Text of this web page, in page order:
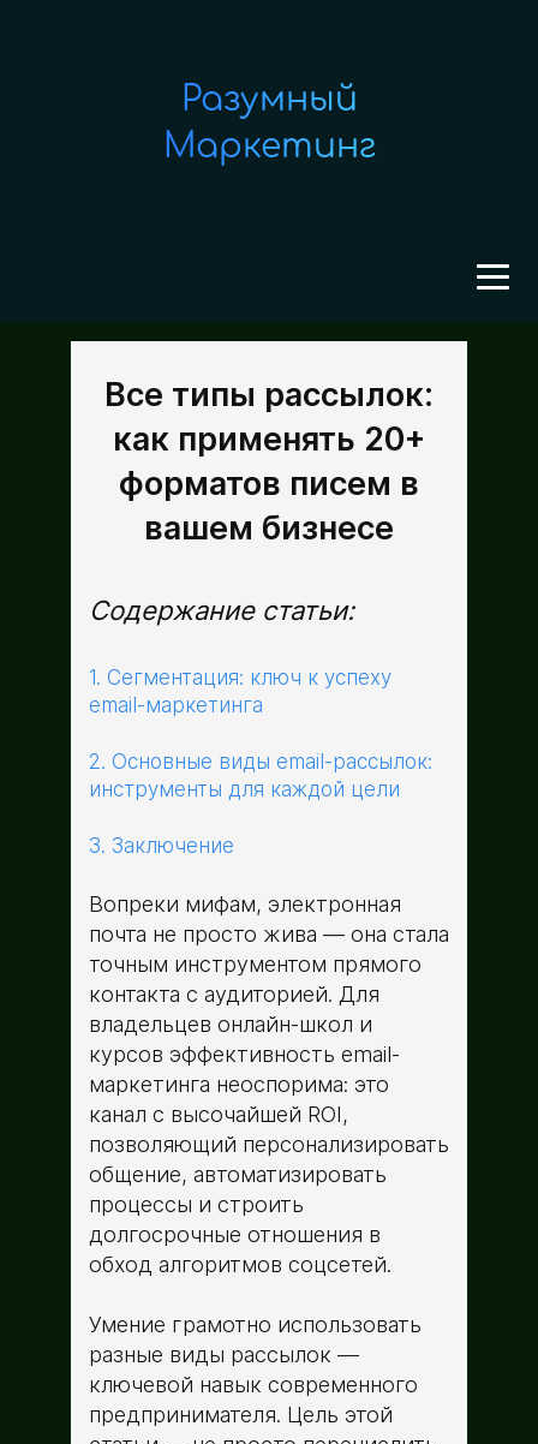
Разумный
Маркетинг
Все типы рассылок:
как применять 20+
форматов писем в
вашем бизнесе
Содержание статьи:
1. Сегментация: ключ к успеху
email-маркетинга
2. Основные виды email-рассылок:
инструменты для каждой цели
3. Заключение
Вопреки мифам, электронная
почта не просто жива — она стала
точным инструментом прямого
контакта с аудиторией. Для
владельцев онлайн-школ и
курсов эффективность email-
маркетинга неоспорима: это
канал с высочайшей ROI,
позволяющий персонализировать
общение, автоматизировать
процессы и строить
долгосрочные отношения в
обход алгоритмов соцсетей.
Умение грамотно использовать
разные виды рассылок —
ключевой навык современного
предпринимателя. Цель этой